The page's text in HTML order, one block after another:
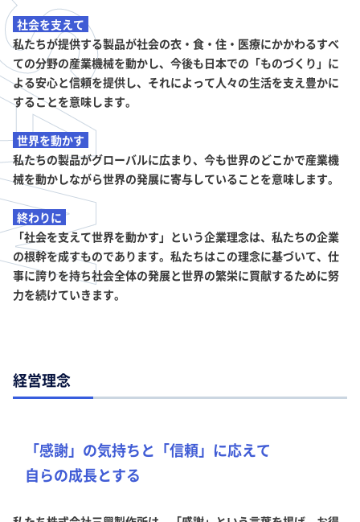
社会を支えて
私たちが提供する製品が社会の衣・食・住・医療にかかわるすべ
ての分野の産業機械を動かし、今後も日本での「ものづくり」に
よる安心と信頼を提供し、それによって人々の生活を支え豊かに
することを意味します。
世界を動かす
私たちの製品がグローバルに広まり、今も世界のどこかで産業機
械を動かしながら世界の発展に寄与していることを意味します。
終わりに
「社会を支えて世界を動かす」という企業理念は、私たちの企業
の根幹を成すものであります。私たちはこの理念に基づいて、仕
事に誇りを持ち社会全体の発展と世界の繁栄に買献するために努
力を続けていきます。
経営理念
「感謝」の気持ちと「信頼」に応えて
自らの成長とする